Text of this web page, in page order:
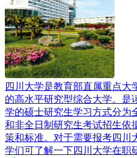
四川大学是教育部直属重点
的高水平研究型综合大学。是
学的硕士研究生学习方式分为
和非全日制研究生考试招生依
策和标准。对于需要报考四川
学们可了解一下四川大学在职